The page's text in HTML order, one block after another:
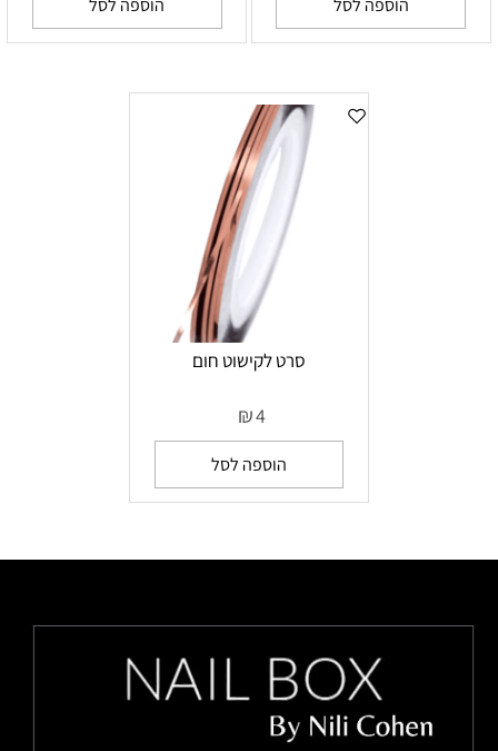
הוספה לסל הוספה לסל
סרט לקישוט חום
₪4
הוספה לסל